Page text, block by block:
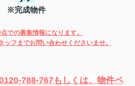
※完成物件
での募集情報になります。
ッフまでお問い合わせくださいませ。
788-767もしくは、物件ペ